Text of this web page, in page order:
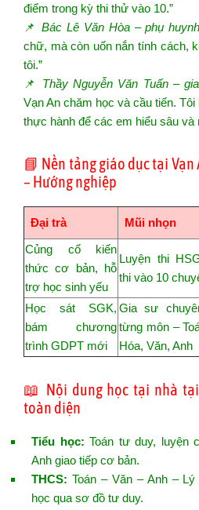
điểm trong kỳ thi thử vào 10.”
📌 Bác Lê Văn Hòa – phụ
chữ, mà còn uốn nắn tính cách,
tôi.”
📌 Thầy Nguyễn Văn Tuấn –
Vạn An chăm học và cầu tiến.
thực hành để các em hiểu sâu và
📘 Nền tảng giáo dục tại
– Hướng nghiệp
Đại trà Mũi nhọn
Củng cố kiến
thức cơ bản, hỗ
trợ học sinh yếu
Luyện thi
thi vào 10
Học sát SGK,
bám chương
trình GDPT mới
Gia sư
từng môn –
Hóa, Văn, Anh
📖 Nội dung học tại nhà
toàn diện
Tiểu học: Toán tư duy, luyện
Anh giao tiếp cơ bản.
THCS: Toán – Văn – Anh –
học qua sơ đồ tư duy.